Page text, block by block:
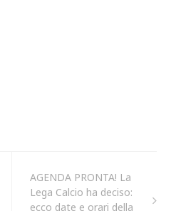
AGENDA PRONTA! La
Lega Calcio ha deciso:
ecco date e orari della